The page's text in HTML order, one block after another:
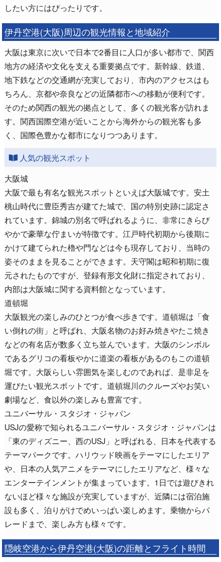
したい方にはぴったりです。
伊丹空港(大阪)周辺の観光情報と地域紹介
大阪は東京に次いで日本で2番目に人口が多い都市で、関西
地方の経済や文化を支える重要拠点です。新幹線、鉄道、
地下鉄などの交通網が充実しており、市内のアクセスはも
ちろん、京都や奈良などの近隣都市への移動が便利です。
そのため関西の観光の拠点として、多くの観光客が訪れま
す。関西国際空港が近いことから海外からの観光客も多
く、国際色豊かな都市になりつつあります。
人気の観光スポット
大阪城
大阪で最も有名な観光スポットといえば大阪城です。安土
桃山時代に豊臣秀吉が建てた城で、国の特別史跡に認定さ
れています。錦城の別名で呼ばれるように、非常にきらび
やかで豪華な佇まいが特徴です。江戸時代初期から後期に
かけて建てられた櫓や門などは今も現存しており、当時の
姿そのままを見ることができます。天守閣は昭和初期に復
元されたものですが、登録有形文化財に指定されており、
内部は大阪城に関する資料館となっています。
道頓堀
大阪観光の楽しみのひとつが食べ歩きです。道頓堀は「食
い倒れの街」と呼ばれ、大阪名物のお好み焼きやたこ焼き
などの有名店が数多く立ち並んでいます。大阪のシンボル
であるグリコの看板やかに道楽の看板があるのもこの道頓
堀です。大阪らしい雰囲気を楽しむのであれば、是非足を
運びたい観光スポットです。道頓堀川のクルーズやお笑い
劇場など、食以外の楽しみも豊富です。
ユニバーサル・スタジオ・ジャパン
USJの愛称で知られるユニバーサル・スタジオ・ジャパンは
「東のディズニー、西のUSJ」と呼ばれる、日本を代表する
テーマパークです。ハリウッド映画をテーマにしたエリア
や、日本の人気アニメをテーマにしたエリアなど、様々な
エンターテインメントが集まっています。1日では遊びきれ
ないほど様々な施設が充実していますが、近隣には宿泊施
設も多く、泊りがけでめいっぱい楽しめます。乗物からパ
レードまで、楽しみ方も様々です。
隠岐空港から伊丹空港(大阪)の距離とフライト時間